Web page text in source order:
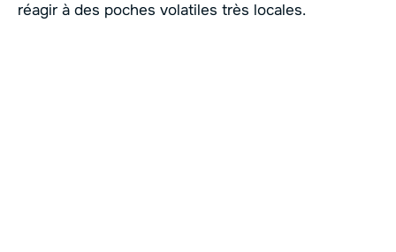
réagir à des poches volatiles très locales.